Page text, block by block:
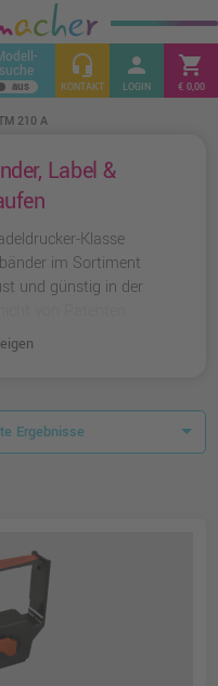
suche headset_mic
KONTAKT
person
LOGIN
shopping_cart
€ 0,00
210 A
Label &
Klasse
im Sortiment
und günstig in der
Hersteller nachgebaut